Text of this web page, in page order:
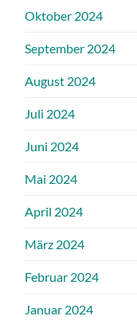
Oktober 2024
September 2024
August 2024
Juli 2024
Juni 2024
Mai 2024
April 2024
März 2024
Februar 2024
Januar 2024